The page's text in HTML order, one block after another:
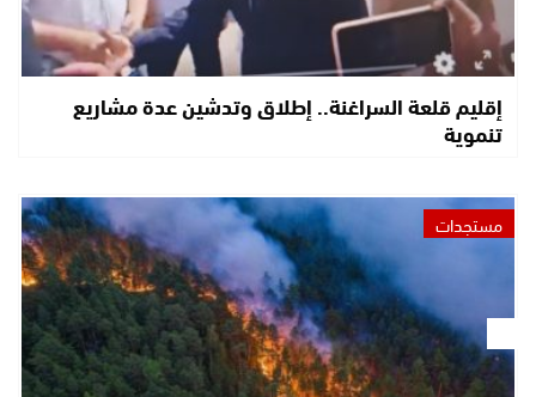
إقليم قلعة السراغنة.. إطلاق وتدشين عدة مشاريع
تنموية
مستجدات